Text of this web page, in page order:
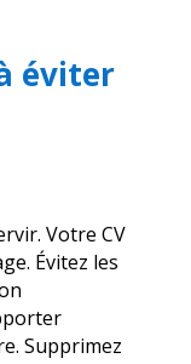
éviter
Votre CV
Évitez les
Supprimez